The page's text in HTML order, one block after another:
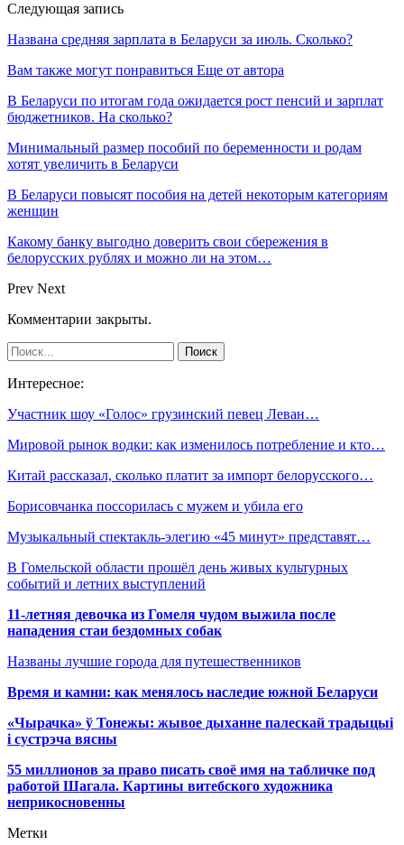
Следующая запись
Названа средняя зарплата в Беларуси за июль. Сколько?
Вам также могут понравиться Еще от автора
В Беларуси по итогам года ожидается рост пенсий и зарплат
бюджетников. На сколько?
Минимальный размер пособий по беременности и родам
хотят увеличить в Беларуси
В Беларуси повысят пособия на детей некоторым категориям
женщин
Какому банку выгодно доверить свои сбережения в
белорусских рублях и можно ли на этом…
Prev Next
Комментарии закрыты.
Интересное:
Участник шоу «Голос» грузинский певец Леван…
Мировой рынок водки: как изменилось потребление и кто…
Китай рассказал, сколько платит за импорт белорусского…
Борисовчанка поссорилась с мужем и убила его
Музыкальный спектакль-элегию «45 минут» представят…
В Гомельской области прошёл день живых культурных
событий и летних выступлений
11-летняя девочка из Гомеля чудом выжила после
нападения стаи бездомных собак
Названы лучшие города для путешественников
Время и камни: как менялось наследие южной Беларуси
«Чырачка» ў Тонежы: жывое дыханне палескай традыцыі
і сустрэча вясны
55 миллионов за право писать своё имя на табличке под
работой Шагала. Картины витебского художника
неприкосновенны
Метки